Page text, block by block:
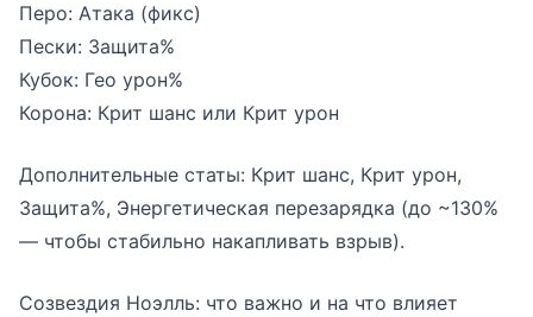
Перо: Атака (фикс)
Пески: Защита%
Кубок: Гео урон%
Корона: Крит шанс или Крит урон
Дополнительные статы: Крит шанс, Крит урон,
Защита%, Энергетическая перезарядка (до ~130%
— чтобы стабильно накапливать взрыв).
Созвездия Ноэлль: что важно и на что влияет